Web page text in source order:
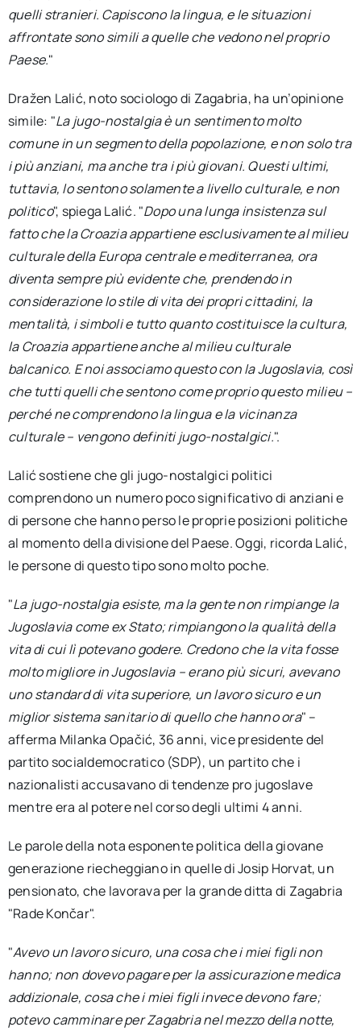
quelli stranieri. Capiscono la lingua, e le situazioni
affrontate sono simili a quelle che vedono nel proprio
Paese."
Dražen Lalić, noto sociologo di Zagabria, ha un’opinione
simile: "La jugo-nostalgia è un sentimento molto
comune in un segmento della popolazione, e non solo tra
i più anziani, ma anche tra i più giovani. Questi ultimi,
tuttavia, lo sentono solamente a livello culturale, e non
politico", spiega Lalić. "Dopo una lunga insistenza sul
fatto che la Croazia appartiene esclusivamente al milieu
culturale della Europa centrale e mediterranea, ora
diventa sempre più evidente che, prendendo in
considerazione lo stile di vita dei propri cittadini, la
mentalità, i simboli e tutto quanto costituisce la cultura,
la Croazia appartiene anche al milieu culturale
balcanico. E noi associamo questo con la Jugoslavia, così
che tutti quelli che sentono come proprio questo milieu –
perché ne comprendono la lingua e la vicinanza
culturale – vengono definiti jugo-nostalgici.".
Lalić sostiene che gli jugo-nostalgici politici
comprendono un numero poco significativo di anziani e
di persone che hanno perso le proprie posizioni politiche
al momento della divisione del Paese. Oggi, ricorda Lalić,
le persone di questo tipo sono molto poche.
"La jugo-nostalgia esiste, ma la gente non rimpiange la
Jugoslavia come ex Stato; rimpiangono la qualità della
vita di cui lì potevano godere. Credono che la vita fosse
molto migliore in Jugoslavia – erano più sicuri, avevano
uno standard di vita superiore, un lavoro sicuro e un
miglior sistema sanitario di quello che hanno ora" –
afferma Milanka Opačić, 36 anni, vice presidente del
partito socialdemocratico (SDP), un partito che i
nazionalisti accusavano di tendenze pro jugoslave
mentre era al potere nel corso degli ultimi 4 anni.
Le parole della nota esponente politica della giovane
generazione riecheggiano in quelle di Josip Horvat, un
pensionato, che lavorava per la grande ditta di Zagabria
"Rade Končar".
"Avevo un lavoro sicuro, una cosa che i miei figli non
hanno; non dovevo pagare per la assicurazione medica
addizionale, cosa che i miei figli invece devono fare;
potevo camminare per Zagabria nel mezzo della notte,